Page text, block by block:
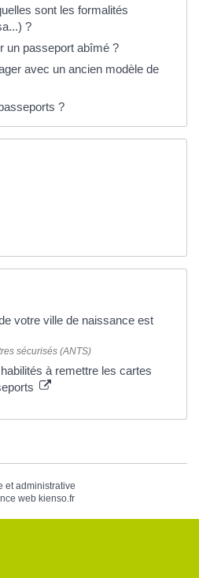
sont les formalités
?
un passeport abîmé ?
avec un ancien modèle de
?
votre ville de naissance est
sécurisés (ANTS)
à remettre les cartes
et administrative
web kienso.fr